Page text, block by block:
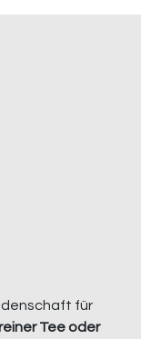
für
Tee oder